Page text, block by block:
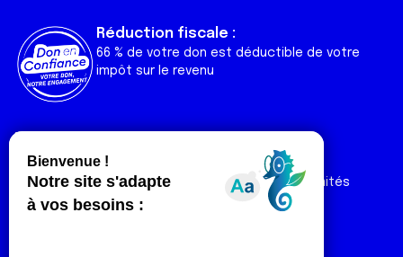
Réduction fiscale :
66 % de votre don est déductible de votre
impôt sur le revenu
Liens utiles
Nos actualités
Nos publications
Contact
Espace Ligue & comités
Espace chercheur